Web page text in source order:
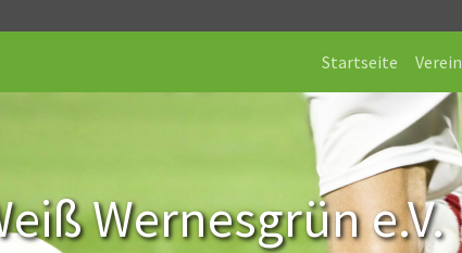
Startseite Verein
Wernesgrün e.V.